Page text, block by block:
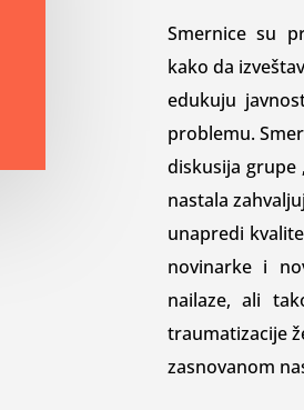
Smernice su
kako da
edukuju
problemu.
diskusija grupe
nastala
unapredi
novinarke i
nailaze, ali
traumatizacije
zasnovanom